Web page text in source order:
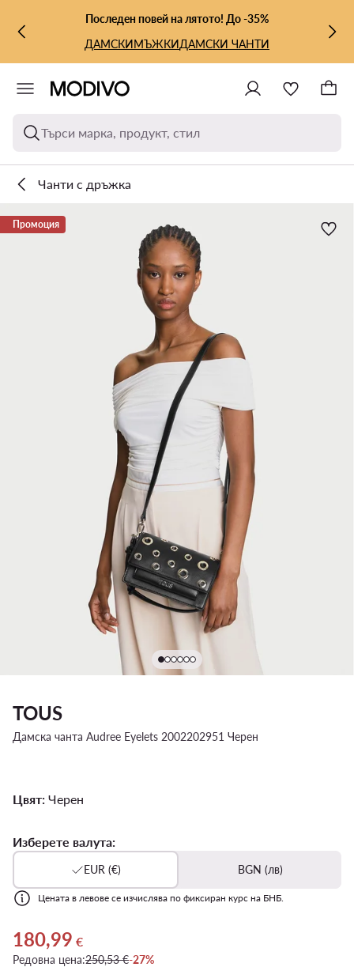
КЪМ ОСНОВНОТО СЪДЪРЖАНИЕ
КЪМ ТЪРСЕНЕПоследен повей на лятото! До -35%
ДАМСКИМЪЖКИДАМСКИ ЧАНТИ
Търси марка, продукт, стил
Чанти с дръжка
Промоция
TOUS
Дамска чанта Audree Eyelets 2002202951 Черен
Цвят: Черен
Изберете валута:
EUR (€) BGN (лв)
Цената в левове се изчислява по фиксиран курс на БНБ.
Актуална цена 180,99 €
180,99 €
Редовна цена:250,53 €-27%